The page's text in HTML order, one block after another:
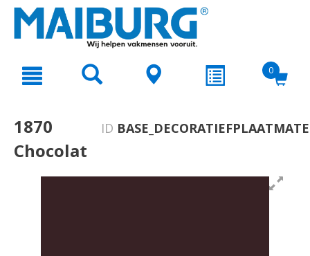
text.skipToNavigation
0
1870
Chocolat
ID